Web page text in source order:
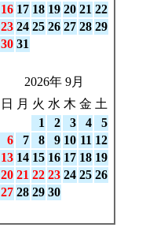
16 17 18 19 20 21 22
23 24 25 26 27 28 29
30 31
2026年 9月
日
月 火 水 木 金 土
1
2 3 4
5
6
7 8 9 10 11 12
13 14 15 16 17 18 19
20 21 22 23 24 25 26
27 28 29 30